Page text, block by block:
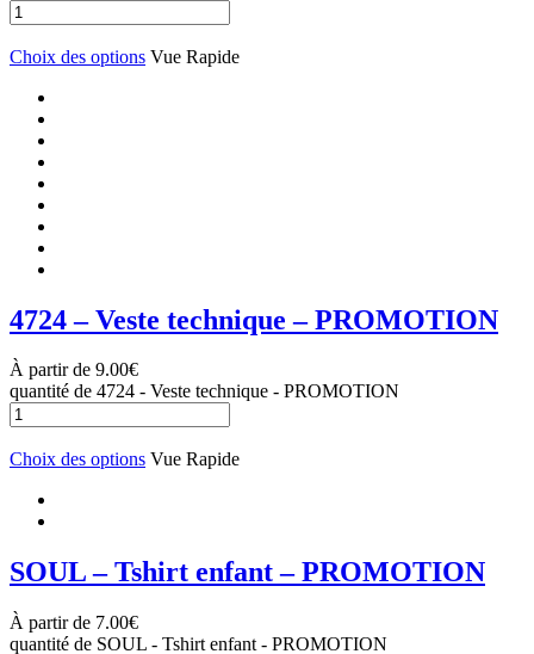
Choix des options Vue Rapide
4724 – Veste technique – PROMOTION
À partir de 9.00€
quantité de 4724 - Veste technique - PROMOTION
Choix des options Vue Rapide
SOUL – Tshirt enfant – PROMOTION
À partir de 7.00€
quantité de SOUL - Tshirt enfant - PROMOTION